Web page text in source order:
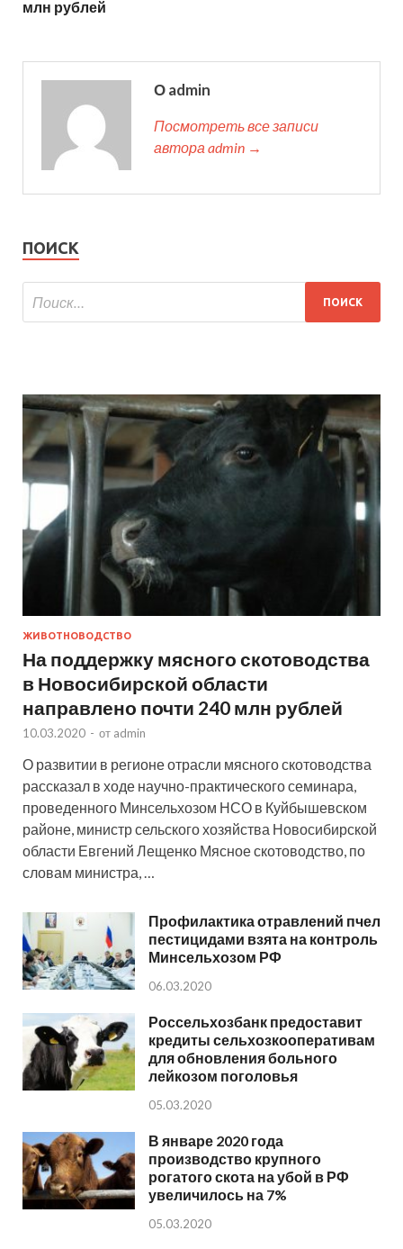
млн рублей
О admin
Посмотреть все записи
автора admin →
ПОИСК
ЖИВОТНОВОДСТВО
На поддержку мясного скотоводства
в Новосибирской области
направлено почти 240 млн рублей
10.03.2020 - от admin
О развитии в регионе отрасли мясного скотоводства
рассказал в ходе научно-практического семинара,
проведенного Минсельхозом НСО в Куйбышевском
районе, министр сельского хозяйства Новосибирской
области Евгений Лещенко Мясное скотоводство, по
словам министра, …
Профилактика отравлений пчел
пестицидами взята на контроль
Минсельхозом РФ
06.03.2020
Россельхозбанк предоставит
кредиты сельхозкооперативам
для обновления больного
лейкозом поголовья
05.03.2020
В январе 2020 года
производство крупного
рогатого скота на убой в РФ
увеличилось на 7%
05.03.2020